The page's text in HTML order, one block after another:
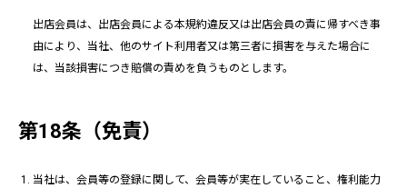
出店会員は、出店会員による本規約違反又は出店会員の責に帰すべき事
由により、当社、他のサイト利用者又は第三者に損害を与えた場合に
は、当該損害につき賠償の責めを負うものとします。
第18条（免責）
当社は、会員等の登録に関して、会員等が実在していること、権利能力